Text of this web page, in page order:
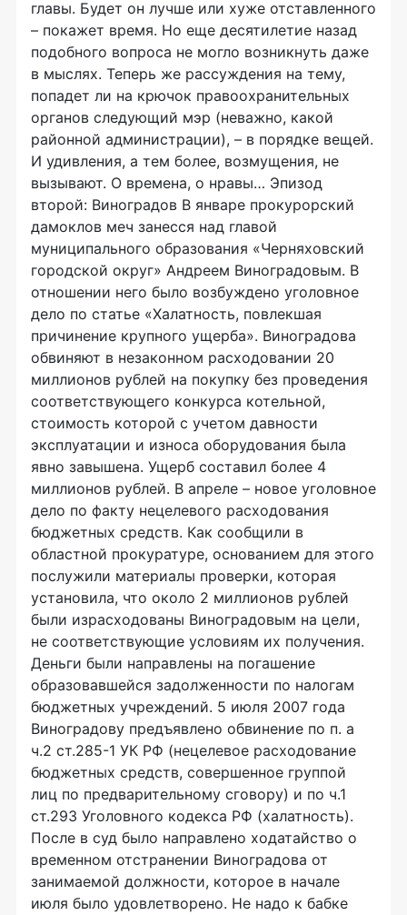
главы. Будет он лучше или хуже отставленного
– покажет время. Но еще десятилетие назад
подобного вопроса не могло возникнуть даже
в мыслях. Теперь же рассуждения на тему,
попадет ли на крючок правоохранительных
органов следующий мэр (неважно, какой
районной администрации), – в порядке вещей.
И удивления, а тем более, возмущения, не
вызывают. О времена, о нравы… Эпизод
второй: Виноградов В январе прокурорский
дамоклов меч занесся над главой
муниципального образования «Черняховский
городской округ» Андреем Виноградовым. В
отношении него было возбуждено уголовное
дело по статье «Халатность, повлекшая
причинение крупного ущерба». Виноградова
обвиняют в незаконном расходовании 20
миллионов рублей на покупку без проведения
соответствующего конкурса котельной,
стоимость которой с учетом давности
эксплуатации и износа оборудования была
явно завышена. Ущерб составил более 4
миллионов рублей. В апреле – новое уголовное
дело по факту нецелевого расходования
бюджетных средств. Как сообщили в
областной прокуратуре, основанием для этого
послужили материалы проверки, которая
установила, что около 2 миллионов рублей
были израсходованы Виноградовым на цели,
не соответствующие условиям их получения.
Деньги были направлены на погашение
образовавшейся задолженности по налогам
бюджетных учреждений. 5 июля 2007 года
Виноградову предъявлено обвинение по п. а
ч.2 ст.285-1 УК РФ (нецелевое расходование
бюджетных средств, совершенное группой
лиц по предварительному сговору) и по ч.1
ст.293 Уголовного кодекса РФ (халатность).
После в суд было направлено ходатайство о
временном отстранении Виноградова от
занимаемой должности, которое в начале
июля было удовлетворено. Не надо к бабке